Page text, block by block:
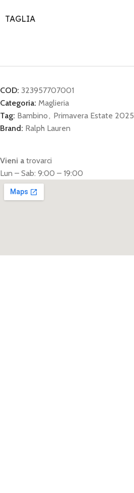
TAGLIA
COD: 323957707001
Categoria: Maglieria
Tag: Bambino, Primavera Estate 2025
Brand: Ralph Lauren
Vieni a trovarci
Lun – Sab: 9:00 – 19:00